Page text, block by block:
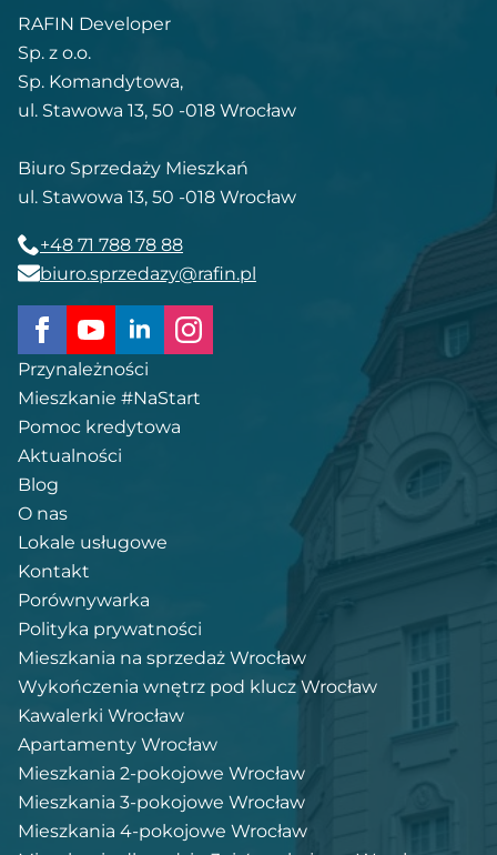
RAFIN Developer
Sp. z o.o.
Sp. Komandytowa,
ul. Stawowa 13, 50 -018 Wrocław
Biuro Sprzedaży Mieszkań
ul. Stawowa 13, 50 -018 Wrocław
+48 71 788 78 88
biuro.sprzedazy@rafin.pl
Przynależności
Mieszkanie #NaStart
Pomoc kredytowa
Aktualności
Blog
O nas
Lokale usługowe
Kontakt
Porównywarka
Polityka prywatności
Mieszkania na sprzedaż Wrocław
Wykończenia wnętrz pod klucz Wrocław
Kawalerki Wrocław
Apartamenty Wrocław
Mieszkania 2-pokojowe Wrocław
Mieszkania 3-pokojowe Wrocław
Mieszkania 4-pokojowe Wrocław